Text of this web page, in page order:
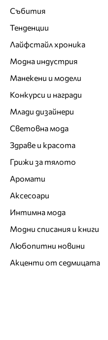
Събития
Тенденции
Лайфстайл хроника
Модна индустрия
Манекени и модели
Конкурси и награди
Млади дизайнери
Световна мода
Здраве и красота
Грижи за тялото
Аромати
Аксесоари
Интимна мода
Модни списания и книги
Любопитни новини
Акценти от седмицата